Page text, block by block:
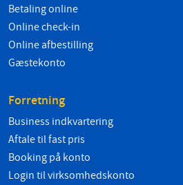
Betaling online
Online check-in
Online afbestilling
Gæstekonto
Forretning
Business indkvartering
Aftale til fast pris
Booking på konto
Login til virksomhedskonto